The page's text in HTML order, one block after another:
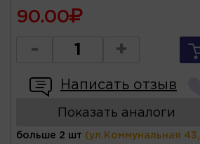
90.00
- +
Написать отзыв
Показать аналоги
больше 2 шт (ул.Коммунальная 43,